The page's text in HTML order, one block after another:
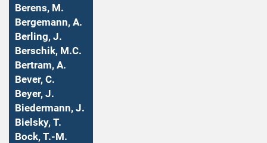
Berens, M.
Bergemann, A.
Berling, J.
Berschik, M.C.
Bertram, A.
Bever, C.
Beyer, J.
Biedermann, J.
Bielsky, T.
Bock, T.-M.